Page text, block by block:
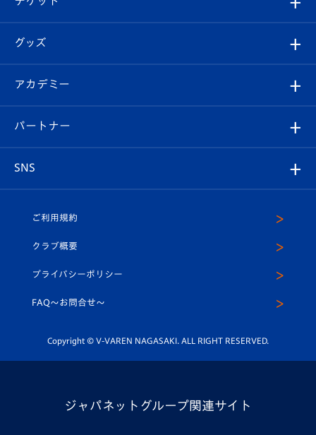
チケット
イベント
メディア
ホームタウン
エンブレム紹介
スタッフプロフィール
マスコット紹介
平和祈念活動
ホームタウン活動
はじめての観戦ガイド
Revive Team
ヴィヴィくんの長崎おもてなしガイド
フォトギャラリー
スタジアムグルメ
チケット
V-LOVERS（ファンクラブ）
プレイヤーズスイート
グッズ
オンラインショップ
店舗情報
アカデミー
育成からのお知らせ
U-18
スクール
パートナー
SNS
ヴィヴィくんインスタグラム
公式LINE＠
ご利用規約
クラブ概要
プライバシーポリシー
FAQ〜お問合せ〜
Copyright © V-VAREN NAGASAKI. ALL RIGHT RESERVED.
ジャパネットグループ関連サイト